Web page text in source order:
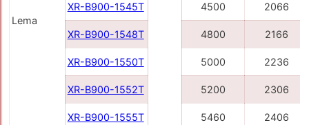
Lema
XR-B900-1545Т 4500 2066
XR-B900-1548Т 4800 2166
XR-B900-1550Т 5000 2236
XR-B900-1552Т 5200 2306
XR-B900-1555T 5460 2406